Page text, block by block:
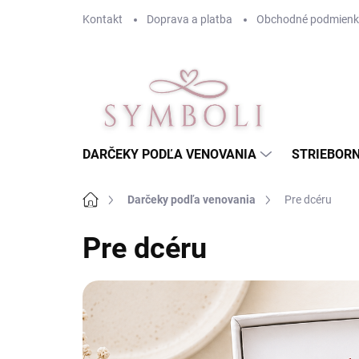
Kontakt Doprava a platba Obchodné
DARČEKY PODĽA VENOVANIA
DomovDarčeky podľa venovania Pre dcéru
Pre dcéru